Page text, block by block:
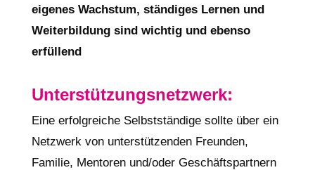
eigenes Wachstum, ständiges Lernen und
Weiterbildung sind wichtig und ebenso
erfüllend
Unterstützungsnetzwerk:
Eine erfolgreiche Selbstständige sollte über ein
Netzwerk von unterstützenden Freunden,
Familie, Mentoren und/oder Geschäftspartnern